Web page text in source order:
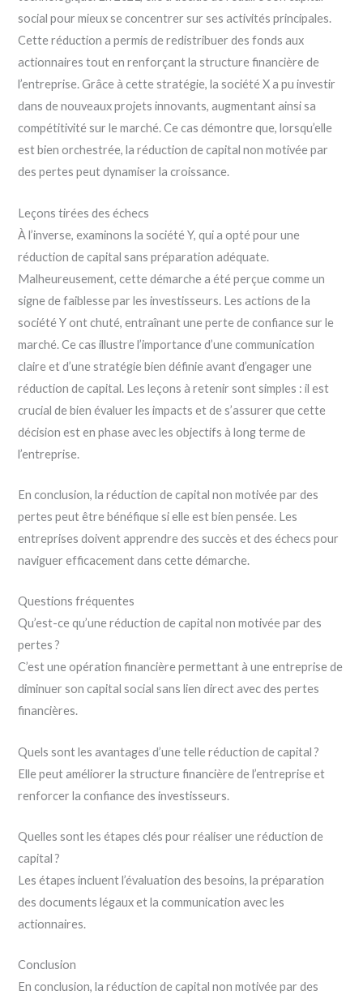
social pour mieux se concentrer sur ses activités principales.
Cette réduction a permis de redistribuer des fonds aux
actionnaires tout en renforçant la structure financière de
l’entreprise. Grâce à cette stratégie, la société X a pu investir
dans de nouveaux projets innovants, augmentant ainsi sa
compétitivité sur le marché. Ce cas démontre que, lorsqu’elle
est bien orchestrée, la réduction de capital non motivée par
des pertes peut dynamiser la croissance.
Leçons tirées des échecs
À l’inverse, examinons la société Y, qui a opté pour une
réduction de capital sans préparation adéquate.
Malheureusement, cette démarche a été perçue comme un
signe de faiblesse par les investisseurs. Les actions de la
société Y ont chuté, entraînant une perte de confiance sur le
marché. Ce cas illustre l’importance d’une communication
claire et d’une stratégie bien définie avant d’engager une
réduction de capital. Les leçons à retenir sont simples : il est
crucial de bien évaluer les impacts et de s’assurer que cette
décision est en phase avec les objectifs à long terme de
l’entreprise.
En conclusion, la réduction de capital non motivée par des
pertes peut être bénéfique si elle est bien pensée. Les
entreprises doivent apprendre des succès et des échecs pour
naviguer efficacement dans cette démarche.
Questions fréquentes
Qu’est-ce qu’une réduction de capital non motivée par des
pertes ?
C’est une opération financière permettant à une entreprise de
diminuer son capital social sans lien direct avec des pertes
financières.
Quels sont les avantages d’une telle réduction de capital ?
Elle peut améliorer la structure financière de l’entreprise et
renforcer la confiance des investisseurs.
Quelles sont les étapes clés pour réaliser une réduction de
capital ?
Les étapes incluent l’évaluation des besoins, la préparation
des documents légaux et la communication avec les
actionnaires.
Conclusion
En conclusion, la réduction de capital non motivée par des